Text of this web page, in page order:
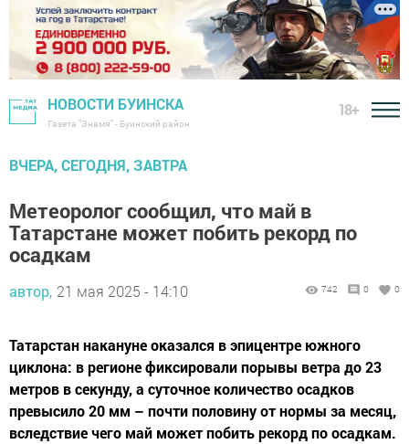
НОВОСТИ БУИНСКА
Газета "Знамя" - Буинский район
18+
ВЧЕРА, СЕГОДНЯ, ЗАВТРА
Метеоролог сообщил, что май в
Татарстане может побить рекорд по
осадкам
автор, 21 мая 2025 - 14:10 742 0 0
Татарстан накануне оказался в эпицентре южного
циклона: в регионе фиксировали порывы ветра до 23
метров в секунду, а суточное количество осадков
превысило 20 мм – почти половину от нормы за месяц,
вследствие чего май может побить рекорд по осадкам.